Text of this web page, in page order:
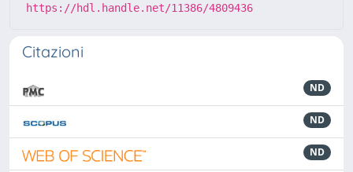
https://hdl.handle.net/11386/4809436
Citazioni
ND
ND
ND